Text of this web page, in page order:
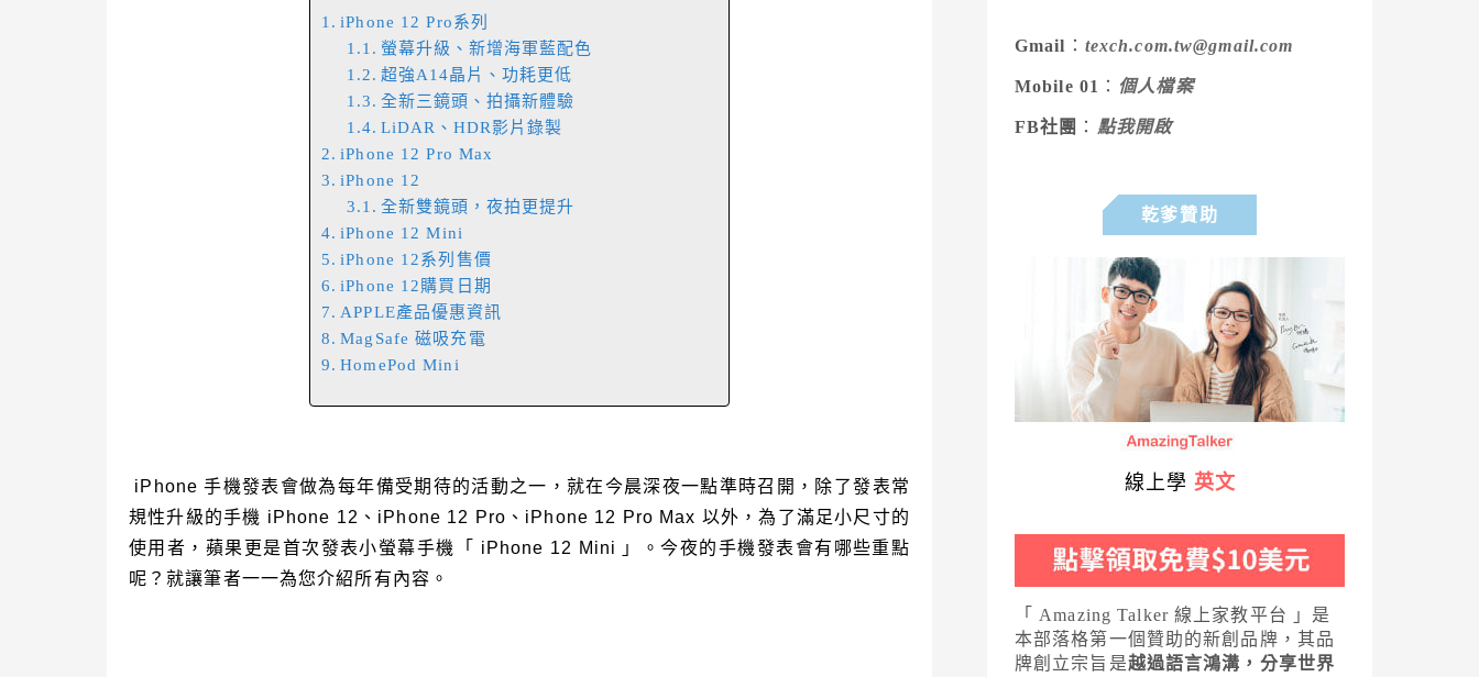
iPhone 12 Pro系列
螢幕升級、新增海軍藍配色
超強A14晶片、功耗更低
全新三鏡頭、拍攝新體驗
LiDAR、HDR影片錄製
iPhone 12 Pro Max
iPhone 12
全新雙鏡頭，夜拍更提升
iPhone 12 Mini
iPhone 12系列售價
iPhone 12購買日期
APPLE產品優惠資訊
MagSafe 磁吸充電
HomePod Mini
iPhone 手機發表會做為每年備受期待的活動之一，就在今晨深夜一點準時召開，除了發表常
規性升級的手機 iPhone 12、iPhone 12 Pro、iPhone 12 Pro Max 以外，為了滿足小尺寸的
使用者，蘋果更是首次發表小螢幕手機「 iPhone 12 Mini 」。今夜的手機發表會有哪些重點
呢？就讓筆者一一為您介紹所有內容。
Gmail ： texch.com.tw@gmail.com
Mobile 01 ： 個人檔案
FB社團 ： 點我開啟
乾爹贊助
線上學 英文
「 Amazing Talker 線上家教平台 」是
本部落格第一個贊助的新創品牌，其品
牌創立宗旨是越過語言鴻溝，分享世界